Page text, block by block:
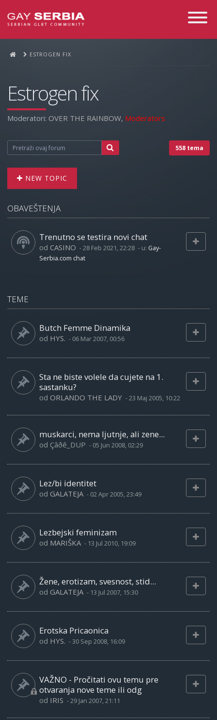
Toggle
ESTROGEN FIX
Estrogen fix
Moderatori: OVER THE RAINBOW, Moderators
558 tema
NEW TOPIC
OBAVEŠTENJA
Trenutno se testira novi chat
od CASINO -28 Feb 2021, 22:28 - u: Gay-
Serbia.com chat
TEME
Butch Femme Dinamika
od HYS. - 06 Mar 2007, 00:56
Sta ne biste volele da cujete na 1.
sastanku?
od ORLANDO THE LADY -23 Maj 2005, 10:22
muskarci, nema ljutnje, ali zene...
od Çâðê_DUP - 05 Jun 2008, 02:29
Lez/bi identitet
od GALATEJA - 02 Apr 2005, 23:49
Lezbejski feminizam
od MARIŠKA - 13 Jul 2010, 19:09
Žene, erotizam, svesnost, stid...
od GALATEJA - 13 Jul 2007, 15:30
Erotska Pricaonica
od HYS. -30 Sep 2008, 16:09
VAŽNO - Pročitati ovu temu pre
otvaranja nove teme ili odg
od IRIS -29 Jan 2007, 21:11